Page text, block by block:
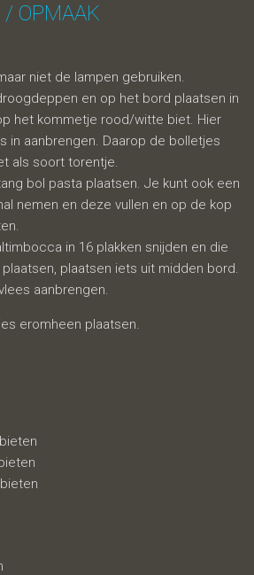
/ OPMAAK
niet de lampen gebruiken.
en op het bord plaatsen in
het kommetje rood/witte biet. Hier
in aanbrengen. Daarop de bolletjes
als soort torentje.
bol pasta plaatsen. Je kunt ook een
nemen en deze vullen en op de kop
in 16 plakken snijden en die
plaatsen iets uit midden bord.
aanbrengen.
eromheen plaatsen.